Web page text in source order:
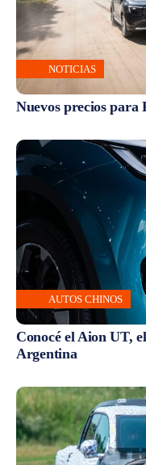
NOTICIAS
Nuevos precios
AUTOS CHINOS
Conocé el Aion UT,
Argentina